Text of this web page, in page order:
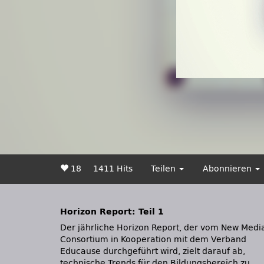
18 1411 Hits Teilen Abonnieren
Horizon Report: Teil 1
Der jährliche Horizon Report, der vom New
Consortium in Kooperation mit dem Verband
Educause durchgeführt wird, zielt darauf ab,
Media Consortium und Sachverständigen Rat
Horizon Reports über deren Arbeit, die
Vorgehensweise und die Geschichte des Horizon